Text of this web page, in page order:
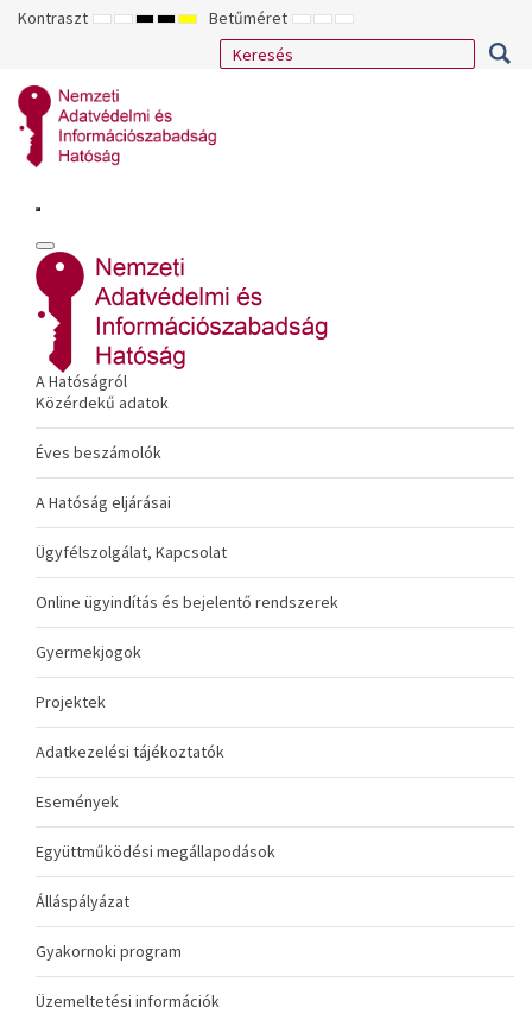
Kontraszt ALAPÉRTELMEZETT
ÉJSZAKAI
NAGY
KONTRASZTÚ
NAGY
KONTRASZTÚ
NAGY
KONTRASZTÚ
SÁRGA
FEKETE
Betűméret KISEBB
BETŰTÍPUS
ALAPÉRTELMEZETT
BETŰMÉRET
NAGYOBB
BETŰMÉRET
A Hatóságról
Közérdekű adatok
Éves beszámolók
A Hatóság eljárásai
Ügyfélszolgálat, Kapcsolat
Online ügyindítás és bejelentő rendszerek
Gyermekjogok
Projektek
Adatkezelési tájékoztatók
Események
Együttműködési megállapodások
Álláspályázat
Gyakornoki program
Üzemeltetési információk